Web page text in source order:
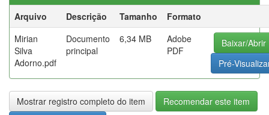
Arquivo
Descrição Tamanho
Formato
Mirian
Silva
Adorno.pdf
Documento
principal
6,34 MB
Adobe
PDF
Baixar/Abrir
Pré-
Mostrar registro completo do item
Recomendar este item